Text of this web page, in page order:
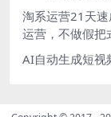
淘系运营21天
运营，不做假把
AI自动生成短视